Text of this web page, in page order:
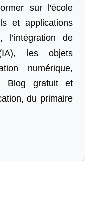
sur l'école
et applications
l’intégration de
les objets
numérique,
Blog gratuit et
du primaire